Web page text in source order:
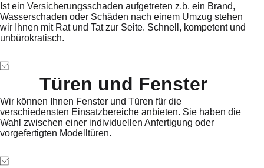
Ist ein Versicherungsschaden aufgetreten z.b. ein Brand,
Wasserschaden oder Schäden nach einem Umzug stehen
wir Ihnen mit Rat und Tat zur Seite. Schnell, kompetent und
unbürokratisch.
Türen und Fenster
Wir können Ihnen Fenster und Türen für die
verschiedensten Einsatzbereiche anbieten. Sie haben die
Wahl zwischen einer individuellen Anfertigung oder
vorgefertigten Modelltüren.